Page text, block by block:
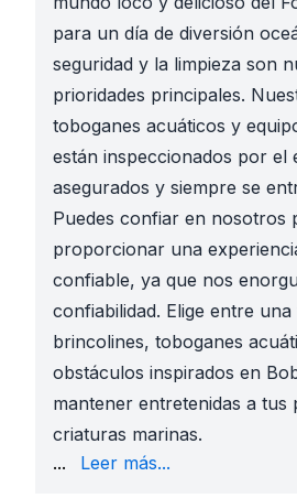
para un día de diversión
seguridad y la limpieza son
prioridades principales.
toboganes acuáticos y
están inspeccionados por el
asegurados y siempre se
Puedes confiar en nosotros
proporcionar una
confiable, ya que nos
confiabilidad. Elige entre una
brincolines, toboganes
obstáculos inspirados en
mantener entretenidas a tus
criaturas marinas.
para proporcionar horas de
... Leer más...